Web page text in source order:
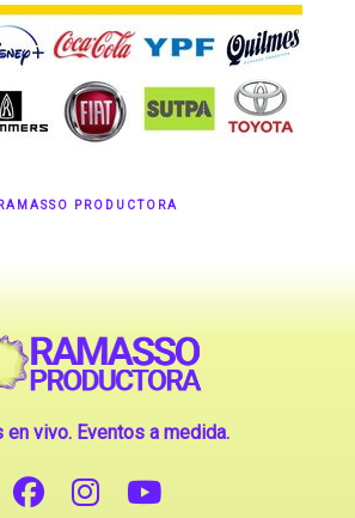
RAMASSO PRODUCTORA
en vivo. Eventos a medida.